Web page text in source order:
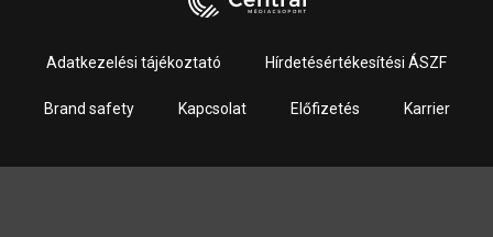
Adatkezelési tájékoztató Hírdetésértékesítési ÁSZF
Brand safety Kapcsolat Előfizetés Karrier